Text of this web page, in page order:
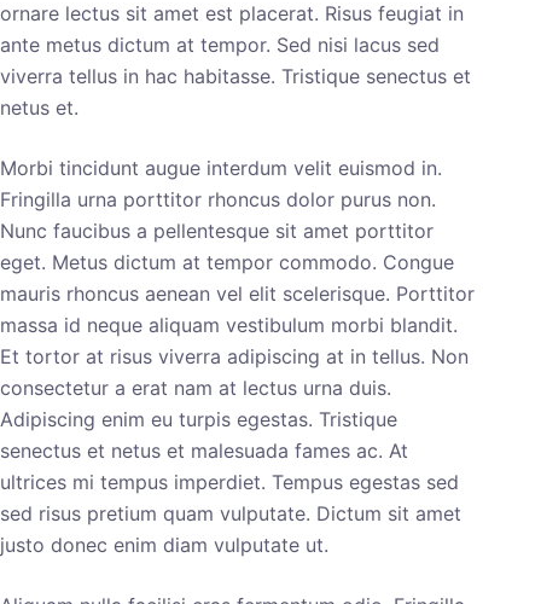
ornare lectus sit amet est placerat. Risus feugiat in
ante metus dictum at tempor. Sed nisi lacus sed
viverra tellus in hac habitasse. Tristique senectus et
netus et.
Morbi tincidunt augue interdum velit euismod in.
Fringilla urna porttitor rhoncus dolor purus non.
Nunc faucibus a pellentesque sit amet porttitor
eget. Metus dictum at tempor commodo. Congue
mauris rhoncus aenean vel elit scelerisque. Porttitor
massa id neque aliquam vestibulum morbi blandit.
Et tortor at risus viverra adipiscing at in tellus. Non
consectetur a erat nam at lectus urna duis.
Adipiscing enim eu turpis egestas. Tristique
senectus et netus et malesuada fames ac. At
ultrices mi tempus imperdiet. Tempus egestas sed
sed risus pretium quam vulputate. Dictum sit amet
justo donec enim diam vulputate ut.